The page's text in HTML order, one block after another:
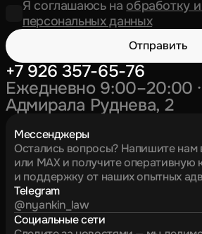
Я соглашаюсь на обработку
персональных данных
Отправить
+7 926 357-65-76
Ежедневно 9:00–20:00
Адмирала Руднева, 2
Мессенджеры
Остались вопросы? Напишите нам
или MAX и получите оперативную
и поддержку от наших опытных
Telegram
@nyankin_law
Социальные сети